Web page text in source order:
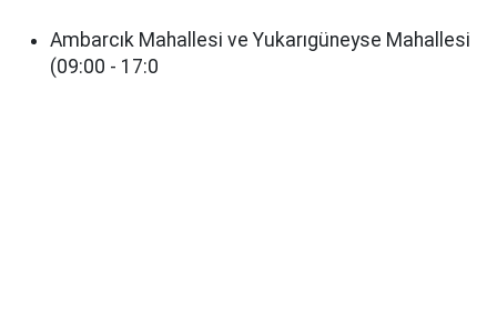
Ambarcık Mahallesi ve Yukarıgüneyse Mahallesi
(09:00 - 17:0